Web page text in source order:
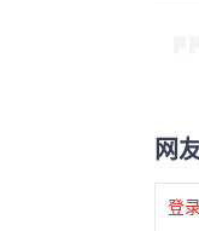
网
登